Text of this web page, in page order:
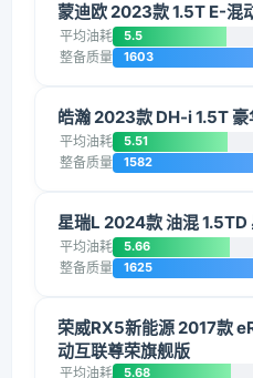
蒙迪欧 2023款 1.5T E-混
平均油耗 5.5
整备质量 1603
皓瀚 2023款 DH-i 1.5T 豪
平均油耗 5.51
整备质量 1582
星瑞L 2024款 油混 1.5TD
平均油耗 5.66
整备质量 1625
荣威RX5新能源 2017款
动互联尊荣旗舰版
平均油耗 5.68